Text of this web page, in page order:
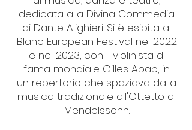
dedicata alla Divina Commedia
di Dante Alighieri. Si è esibita al
Blanc European Festival nel 2022
e nel 2023, con il violinista di
fama mondiale Gilles Apap, in
un repertorio che spaziava dalla
musica tradizionale all'Ottetto di
Mendelssohn.